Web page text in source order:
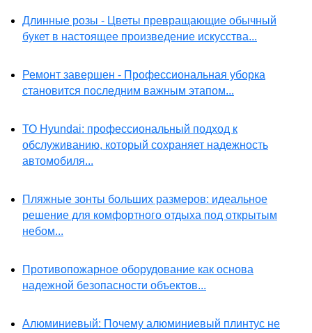
Длинные розы - Цветы превращающие обычный
букет в настоящее произведение искусства...
Ремонт завершен - Профессиональная уборка
становится последним важным этапом...
ТО Hyundai: профессиональный подход к
обслуживанию, который сохраняет надежность
автомобиля...
Пляжные зонты больших размеров: идеальное
решение для комфортного отдыха под открытым
небом...
Противопожарное оборудование как основа
надежной безопасности объектов...
Алюминиевый: Почему алюминиевый плинтус не